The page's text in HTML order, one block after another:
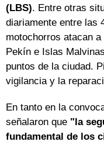
(LBS). Entre otras
diariamente entre las
motochorros atacan
Pekín e Islas
puntos de la ciudad.
vigilancia y la
En tanto en la
señalaron que "la
fundamental de los